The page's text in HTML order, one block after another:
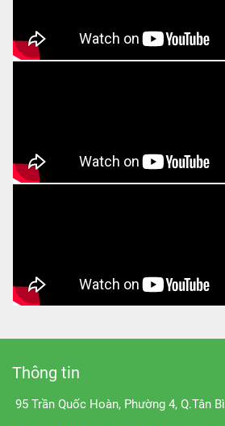
Thông tin
95 Trần Quốc Hoàn, Phường 4, Q.Tân